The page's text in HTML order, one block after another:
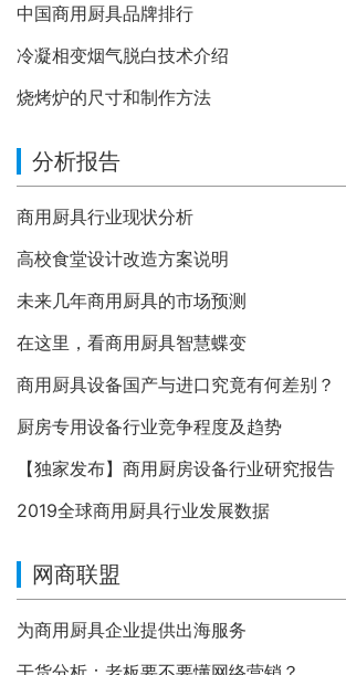
中国商用厨具品牌排行
冷凝相变烟气脱白技术介绍
烧烤炉的尺寸和制作方法
分析报告
商用厨具行业现状分析
高校食堂设计改造方案说明
未来几年商用厨具的市场预测
在这里，看商用厨具智慧蝶变
商用厨具设备国产与进口究竟有何差别？
厨房专用设备行业竞争程度及趋势
【独家发布】商用厨房设备行业研究报告
2019全球商用厨具行业发展数据
网商联盟
为商用厨具企业提供出海服务